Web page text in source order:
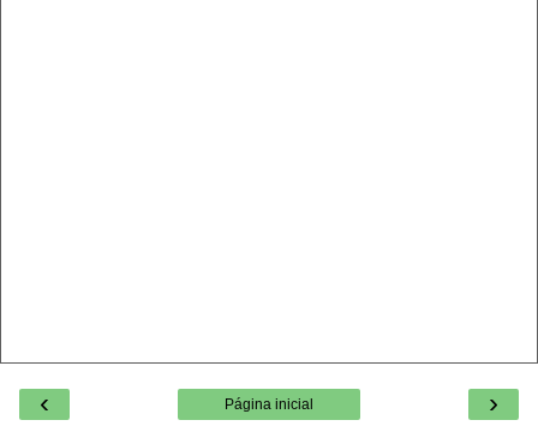
‹ ›
Página inicial